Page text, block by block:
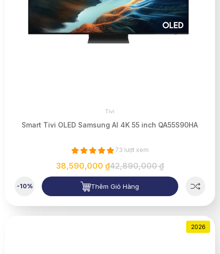
Tivi
Smart Tivi OLED Samsung AI 4K 55 inch QA55S90HA
73 lượt xem
38,590,000 ₫42,890,000 ₫
-10% Thêm Giỏ Hàng
2026